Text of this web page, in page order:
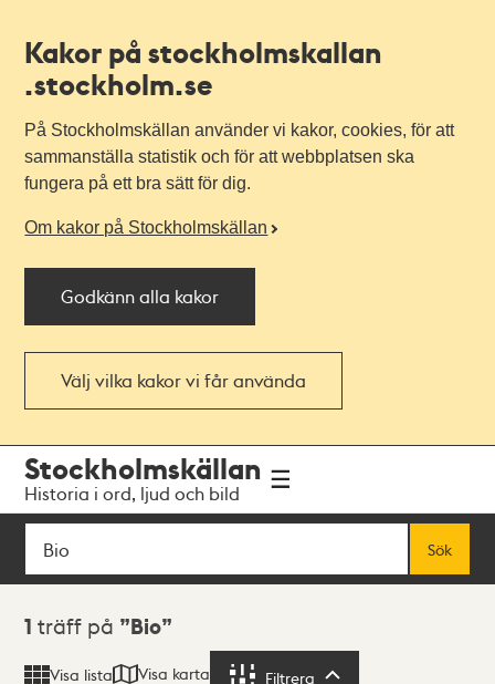
Kakor på stockholmskallan
.stockholm.se
På Stockholmskällan använder vi kakor, cookies, för att
sammanställa statistik och för att webbplatsen ska
fungera på ett bra sätt för dig.
Om kakor på Stockholmskällan
Godkänn alla kakor
Välj vilka kakor vi får använda
navigationen
huvudinnehållet
Stockholmskällan
Historia i ord, ljud och bild
Sök
Sök
Sökresultat
1 träff på Bio
Visa lista Visa karta Filtrera